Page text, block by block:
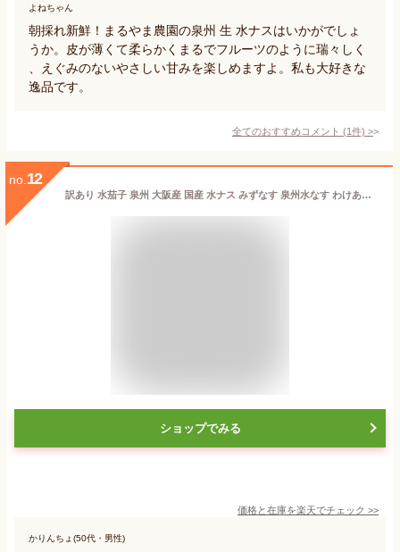
よねちゃん
朝採れ新鮮！まるやま農園の泉州 生 水ナスはいかがでしょ
うか。皮が薄くて柔らかくまるでフルーツのように瑞々しく
、えぐみのないやさしい甘みを楽しめますよ。私も大好きな
逸品です。
全てのおすすめコメント (1件) >
no. 12
訳あり 水茄子 泉州 大阪産 国産 水ナス みずなす 泉州水なす わけあり 訳有り 1箱 18玉入り 夏野菜 旬の野菜 浅漬け 漬物 みずみずしい
ショップでみる
価格と在庫を楽天でチェック >>
かりんちょ(50代・男性)